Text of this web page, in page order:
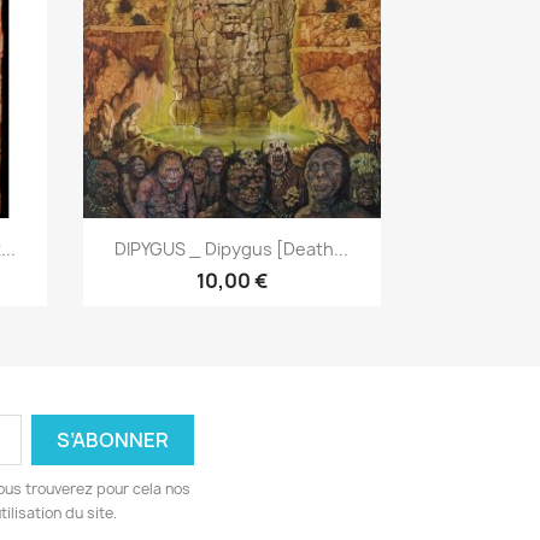
Aperçu rapide
DIPYGUS _ Dipygus [Death...
10,00 €
trouverez pour cela nos
du site.